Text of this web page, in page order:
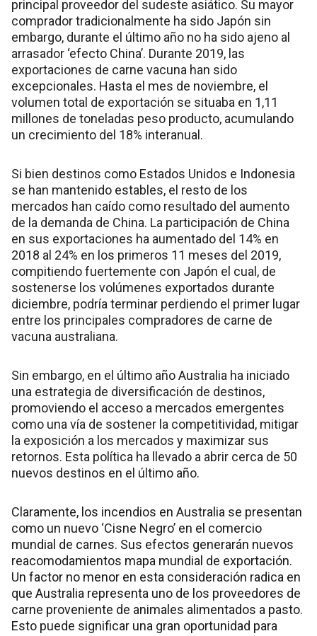
principal proveedor del sudeste asiático. Su mayor
comprador tradicionalmente ha sido Japón sin
embargo, durante el último año no ha sido ajeno al
arrasador ‘efecto China’. Durante 2019, las
exportaciones de carne vacuna han sido
excepcionales. Hasta el mes de noviembre, el
volumen total de exportación se situaba en 1,11
millones de toneladas peso producto, acumulando
un crecimiento del 18% interanual.
Si bien destinos como Estados Unidos e Indonesia
se han mantenido estables, el resto de los
mercados han caído como resultado del aumento
de la demanda de China. La participación de China
en sus exportaciones ha aumentado del 14% en
2018 al 24% en los primeros 11 meses del 2019,
compitiendo fuertemente con Japón el cual, de
sostenerse los volúmenes exportados durante
diciembre, podría terminar perdiendo el primer lugar
entre los principales compradores de carne de
vacuna australiana.
Sin embargo, en el último año Australia ha iniciado
una estrategia de diversificación de destinos,
promoviendo el acceso a mercados emergentes
como una vía de sostener la competitividad, mitigar
la exposición a los mercados y maximizar sus
retornos. Esta política ha llevado a abrir cerca de 50
nuevos destinos en el último año.
Claramente, los incendios en Australia se presentan
como un nuevo ‘Cisne Negro’ en el comercio
mundial de carnes. Sus efectos generarán nuevos
reacomodamientos mapa mundial de exportación.
Un factor no menor en esta consideración radica en
que Australia representa uno de los proveedores de
carne proveniente de animales alimentados a pasto.
Esto puede significar una gran oportunidad para